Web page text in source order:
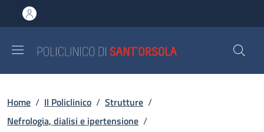
al contenuto principale
to footer content
Briciole di pane
Home / Il Policlinico / Strutture /
Nefrologia, dialisi e ipertensione /